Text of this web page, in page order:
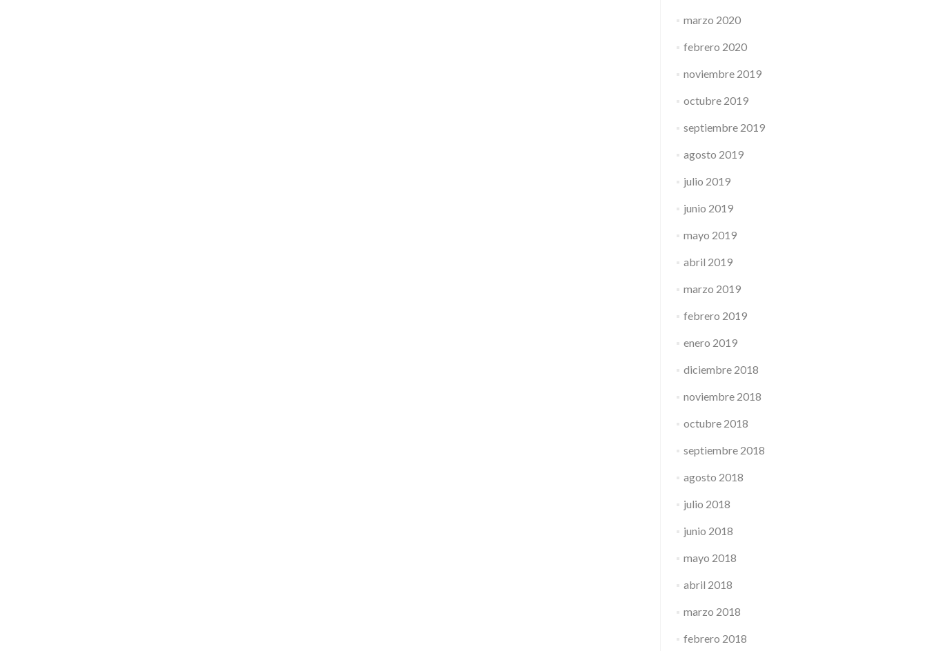
marzo 2020
febrero 2020
noviembre 2019
octubre 2019
septiembre 2019
agosto 2019
julio 2019
junio 2019
mayo 2019
abril 2019
marzo 2019
febrero 2019
enero 2019
diciembre 2018
noviembre 2018
octubre 2018
septiembre 2018
agosto 2018
julio 2018
junio 2018
mayo 2018
abril 2018
marzo 2018
febrero 2018